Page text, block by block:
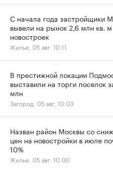
С начала года застройщики
вывели на рынок 2,6 млн кв. м
новостроек
Жилье, 05 авг, 10:11
В престижной локации
выставили на торги поселок
млн
Загород, 05 авг, 10:03
Назван район Москвы со
цен на новостройки в июле
10%
Жилье, 05 авг, 10:00